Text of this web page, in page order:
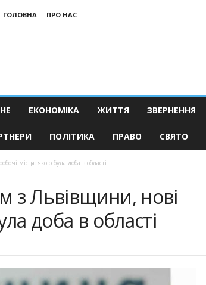
ГОЛОВНА
ПРО НАС
ЕКОНОМІКА ЖИТТЯ ЗВЕРНЕННЯ
ПОЛІТИКА ПРАВО СВЯТО
місця: якою була доба в області
з Львівщини, нові
доба в області